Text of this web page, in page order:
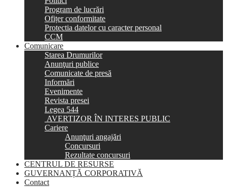
Program de lucrări
Ofițer conformitate
Protectia datelor cu caracter personal
CCM
Comunicare
Starea Drumurilor
Anunţuri publice
Comunicate de presă
Informări
Evenimente
Revista presei
Legea 544
AVERTIZOR ÎN INTERES PUBLIC
Cariere
Anunţuri angajări
Concursuri
Rezultate concursuri
CENTRUL DE RESURSE
GUVERNANȚĂ CORPORATIVĂ
Contact